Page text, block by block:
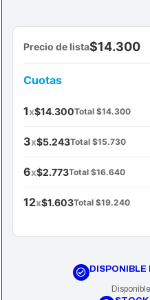
Precio de lista$14.300
Cuotas
1x$14.300Total $14.300
3x$5.243Total $15.730
6x$2.773Total $16.640
12x$1.603Total $19.240
DISPONIBLE